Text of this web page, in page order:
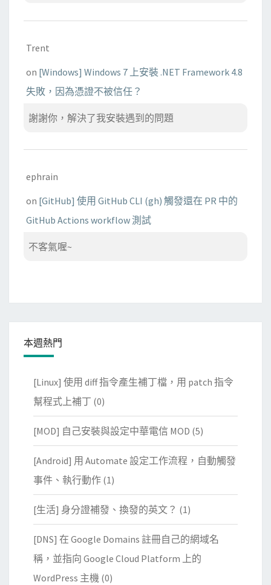
Trent
on [Windows] Windows 7 上安裝 .NET Framework 4.8
失敗，因為憑證不被信任？
謝謝你，解決了我安裝遇到的問題
ephrain
on [GitHub] 使用 GitHub CLI (gh) 觸發還在 PR 中的
GitHub Actions workflow 測試
不客氣喔~
本週熱門
[Linux] 使用 diff 指令產生補丁檔，用 patch 指令
幫程式上補丁 (0)
[MOD] 自己安裝與設定中華電信 MOD (5)
[Android] 用 Automate 設定工作流程，自動觸發
事件、執行動作 (1)
[生活] 身分證補發、換發的英文？ (1)
[DNS] 在 Google Domains 註冊自己的網域名
稱，並指向 Google Cloud Platform 上的
WordPress 主機 (0)